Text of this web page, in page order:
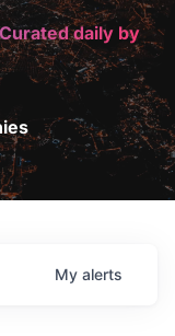
daily by
My alerts